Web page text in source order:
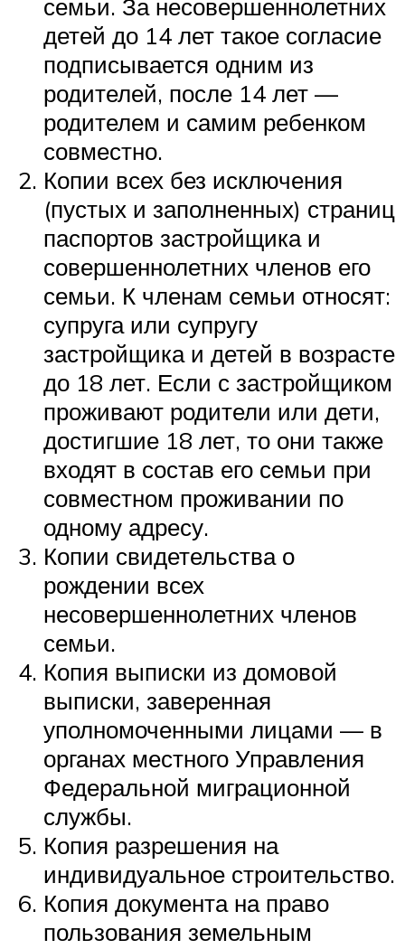
семьи. За несовершеннолетних
детей до 14 лет такое согласие
подписывается одним из
родителей, после 14 лет —
родителем и самим ребенком
совместно.
Копии всех без исключения
(пустых и заполненных) страниц
паспортов застройщика и
совершеннолетних членов его
семьи. К членам семьи относят:
супруга или супругу
застройщика и детей в возрасте
до 18 лет. Если с застройщиком
проживают родители или дети,
достигшие 18 лет, то они также
входят в состав его семьи при
совместном проживании по
одному адресу.
Копии свидетельства о
рождении всех
несовершеннолетних членов
семьи.
Копия выписки из домовой
выписки, заверенная
уполномоченными лицами — в
органах местного Управления
Федеральной миграционной
службы.
Копия разрешения на
индивидуальное строительство.
Копия документа на право
пользования земельным